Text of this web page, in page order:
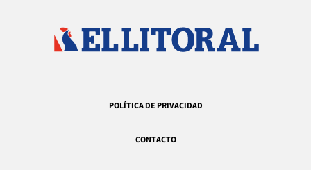
POLÍTICA DE PRIVACIDAD
CONTACTO